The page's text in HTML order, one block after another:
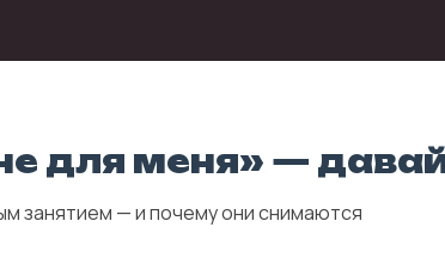
для меня» —
занятием — и почему они снимаются